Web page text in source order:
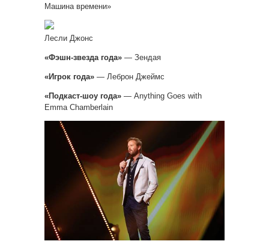
Машина времени»
Лесли Джонс
«Фэшн-звезда года» — Зендая
«Игрок года» — Леброн Джеймс
«Подкаст-шоу года» — Anything Goes with
Emma Chamberlain